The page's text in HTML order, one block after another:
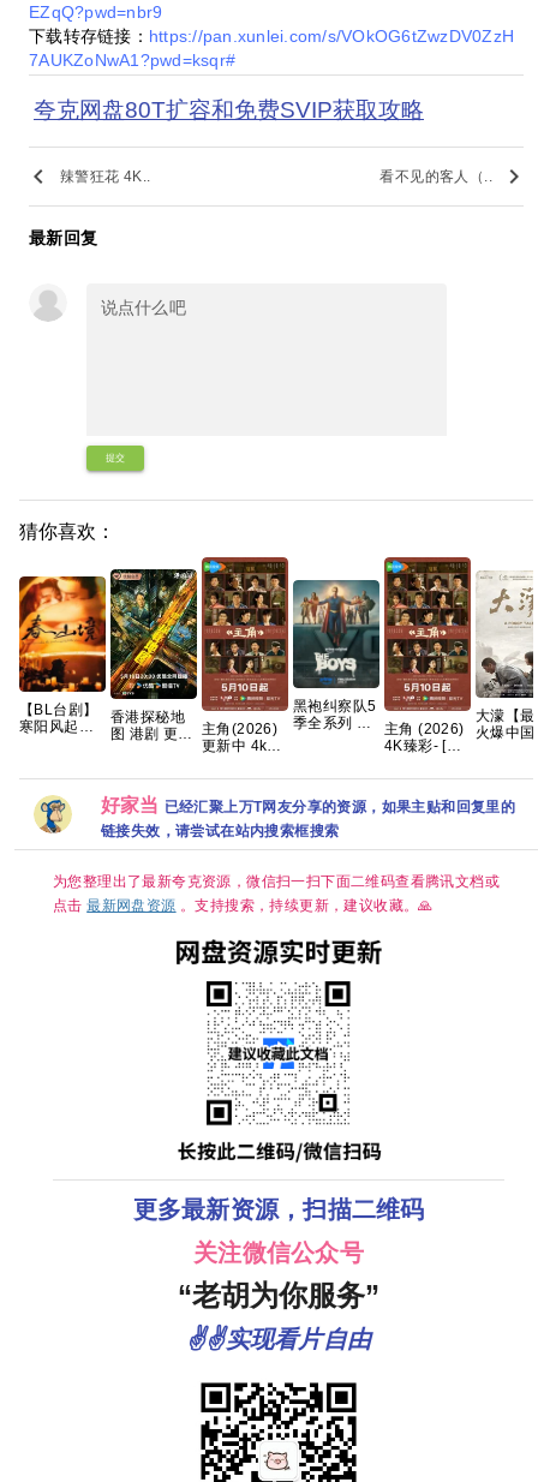
EZqQ?pwd=nbr9
下载转存链接： https://pan.xunlei.com/s/VOkOG6tZwzDV0ZzH
7AUKZoNwA1?pwd=ksqr#
夸克网盘80T扩容和免费SVIP获取攻略
keyboard_arrow_left 辣警狂花 4K.. 看不见的客人（.. keyboard_arrow_right
最新回复
提交
猜你喜欢：
【BL台剧】
寒阳风起春
同性 刘竞屿
熊艺文 国语
中字 已更最
新 夸克
香港探秘地
图 港剧 更11
主角(2026)
更新中 4k高
[网盘资源]
[1GB集]
黑袍纠察队5
季全系列 手
主角 (2026)
4K臻彩- [剧
浩存/秦海璐
国语中字 [单
集约1GB]
大濛【最
火爆中国
获第62
🐴奖✨
影片、最
5项大奖
好家当 已经汇聚上万T网友分享的资源，如果主贴和回复里的
链接失效，请尝试在站内搜索框搜索
为您整理出了最新夸克资源，微信扫一扫下面二维码查看腾讯文档或
点击最新网盘资源 。支持搜索，持续更新，建议收藏。🙏
更多最新资源，扫描二维码
关注微信公众号
“老胡为你服务”
✌✌实现看片自由